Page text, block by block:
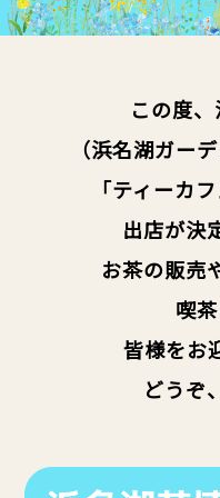
この度
（浜名湖ガー
「ティーカ
出店が決
お茶の販売
喫
皆様をお
どうぞ